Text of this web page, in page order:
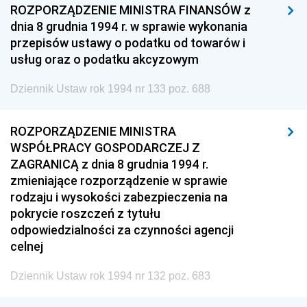
ROZPORZĄDZENIE MINISTRA FINANSÓW z
dnia 8 grudnia 1994 r. w sprawie wykonania
przepisów ustawy o podatku od towarów i
usług oraz o podatku akcyzowym
Dziennik Ustaw rok 1994 nr 133 poz. 688
ROZPORZĄDZENIE MINISTRA
WSPÓŁPRACY GOSPODARCZEJ Z
ZAGRANICĄ z dnia 8 grudnia 1994 r.
zmieniające rozporządzenie w sprawie
rodzaju i wysokości zabezpieczenia na
pokrycie roszczeń z tytułu
odpowiedzialności za czynności agencji
celnej
Dziennik Ustaw rok 1994 nr 132 poz. 683